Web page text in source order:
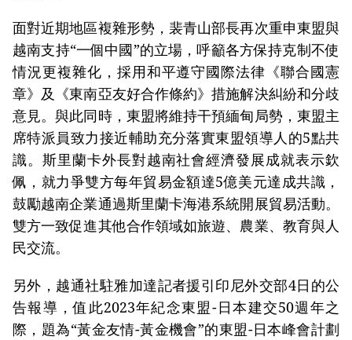
面對近期地區複雜形勢，裴青山部長再次重申東盟與
越南支持“一個中國”的立場，呼籲各方保持克制不使
情況更複雜化，採用和平遵守國際法律《聯合國憲
章》及《東南亞友好合作條約》措施解決糾紛和分歧
意見。與此同時，東盟將維持干預緬甸局勢，東盟主
席特派員致力接近輔助充分落實東盟領導人的5點共
識。斯里蘭卡外長對越南社會經濟發展成就表示欽
佩，就力爭雙方每年貿易金額達5億美元達成共識，
鼓勵越南企業通過斯里蘭卡海港系統開展貿易活動。
雙方一致促進其他合作領域如旅遊、農業、教育與人
民交流。
另外，越通社駐雅加達記者援引印尼外交部4日的公
告報導，值此2023年紀念東盟-日本建交50週年之
際，題為“黃金友情-黃金機會”的東盟-日本峰會計劃